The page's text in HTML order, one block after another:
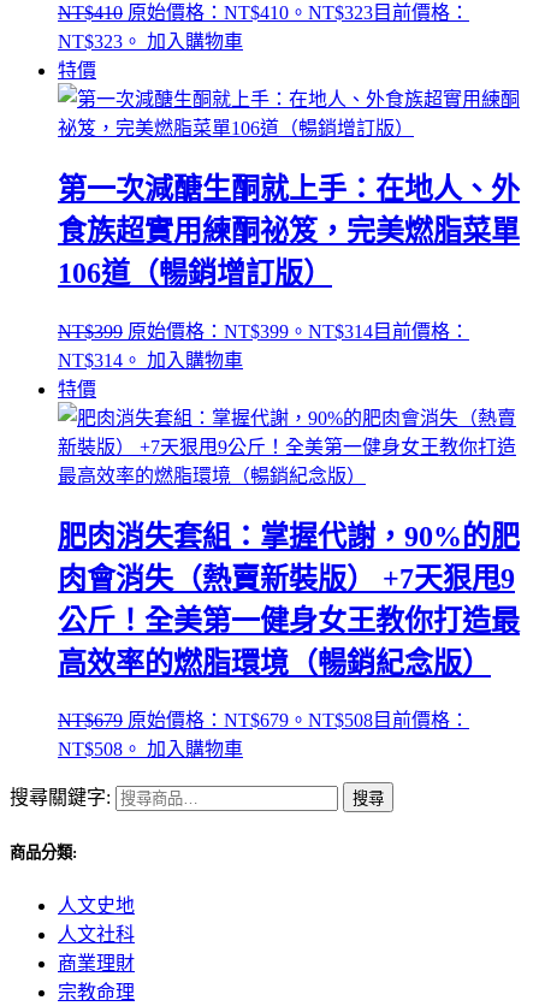
NT$410 原始價格：NT$410。 NT$323目前價格：
NT$323。 加入購物車
特價
第一次減醣生酮就上手：在地人、外
食族超實用練酮祕笈，完美燃脂菜單
106道（暢銷增訂版）
NT$399 原始價格：NT$399。 NT$314目前價格：
NT$314。 加入購物車
特價
肥肉消失套組：掌握代謝，90%的肥
肉會消失（熱賣新裝版） +7天狠甩9
公斤！全美第一健身女王教你打造最
高效率的燃脂環境（暢銷紀念版）
NT$679 原始價格：NT$679。 NT$508目前價格：
NT$508。 加入購物車
搜尋關鍵字: 搜尋
商品分類:
人文史地
人文社科
商業理財
宗教命理